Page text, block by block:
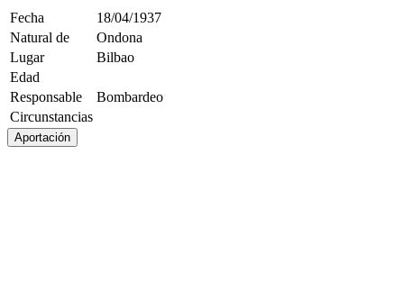
Fecha
18/04/1937
Natural de
Ondona
Lugar
Bilbao
Edad
Responsable
Bombardeo
Circunstancias